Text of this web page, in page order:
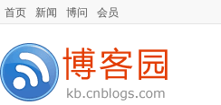
首页 新闻 博问 会员